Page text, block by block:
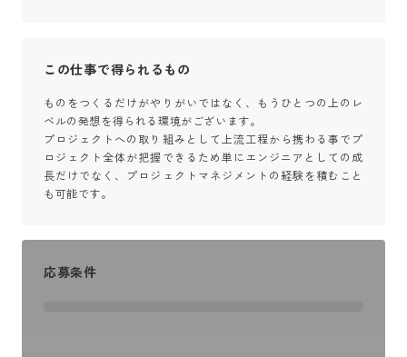
この仕事で得られるもの
ものをつくるだけがやりがいではなく、もうひとつの上のレ
ベルの発想を得られる環境がございます。
プロジェクトへの取り組みとして上流工程から携わる事でプ
ロジェクト全体が把握できるため単にエンジニアとしての成
長だけでなく、プロジェクトマネジメントの経験を積むこと
も可能です。
応募条件